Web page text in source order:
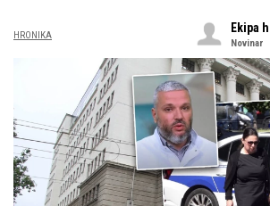
HRONIKA
Ekipa
Novinar